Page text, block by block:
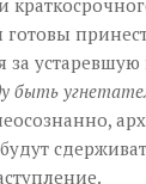
готовы
за
быть